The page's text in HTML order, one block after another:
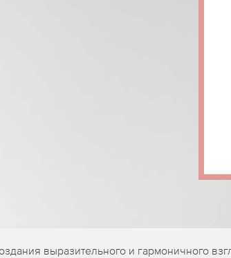
выразительного и гармоничного